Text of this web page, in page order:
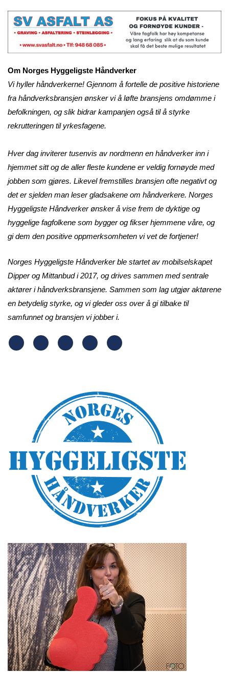
Om Norges Hyggeligste Håndverker
Vi hyller håndverkerne! Gjennom å fortelle de positive historiene
fra håndverksbransjen ønsker vi å løfte bransjens omdømme i
befolkningen, og slik bidrar kampanjen også til å styrke
rekrutteringen til yrkesfagene.
Hver dag inviterer tusenvis av nordmenn en håndverker inn i
hjemmet sitt og de aller fleste kundene er veldig fornøyde med
jobben som gjøres. Likevel fremstilles bransjen ofte negativt og
det er sjelden man leser gladsakene om håndverkere. Norges
Hyggeligste Håndverker ønsker å vise frem de dyktige og
hyggelige fagfolkene som bygger og fikser hjemmene våre, og
gi dem den positive oppmerksomheten vi vet de fortjener!
Norges Hyggeligste Håndverker ble startet av mobilselskapet
Dipper og Mittanbud i 2017, og drives sammen med sentrale
aktører i håndverksbransjene. Sammen som lag utgjør aktørene
en betydelig styrke, og vi gleder oss over å gi tilbake til
samfunnet og bransjen vi jobber i.